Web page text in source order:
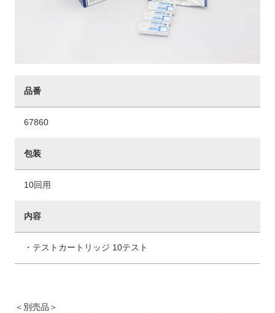
品番
67860
包装
10回用
内容
・テストカートリッジ 10テスト
＜別売品＞